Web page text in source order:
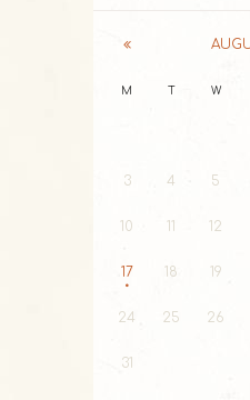
M W
3 4 5
10 11 12
17 18 19
24 25 26
31